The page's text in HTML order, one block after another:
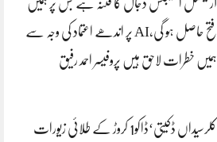
آرٹیفشل انٹلیجنس دجال کا فتنہ ہے جس پر ہمیں
فتح حاصل ہو گی،AI پر اندھے اعتماد کی وجہ سے
ہمیں خطرات لاحق ہیں پروفیسر احمد رفیق
کلرسیداں ڈکیتی‘ڈاکو1 کروڑ کے طلائی زیورات